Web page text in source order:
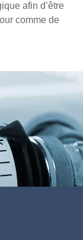
afin d’être
comme de